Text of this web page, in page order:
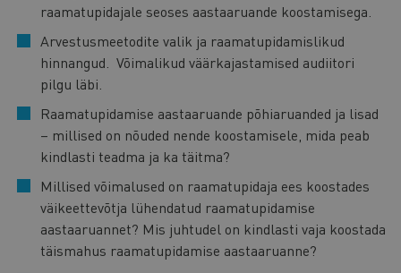
raamatupidajale seoses aastaaruande koostamisega.
Arvestusmeetodite valik ja raamatupidamislikud
hinnangud. Võimalikud väärkajastamised audiitori
pilgu läbi.
Raamatupidamise aastaaruande põhiaruanded ja lisad
– millised on nõuded nende koostamisele, mida peab
kindlasti teadma ja ka täitma?
Millised võimalused on raamatupidaja ees koostades
väikeettevõtja lühendatud raamatupidamise
aastaaruannet? Mis juhtudel on kindlasti vaja koostada
täismahus raamatupidamise aastaaruanne?